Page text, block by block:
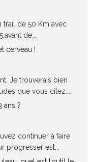
trail de 50 Km avec
de...
cerveau !
Je trouverais bien
que vous citez....
ans ?
continuer à faire
progresser est...